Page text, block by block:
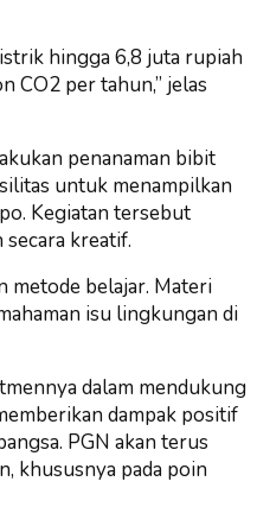
hingga 6,8 juta rupiah
CO2 per tahun,” jelas
penanaman bibit
untuk menampilkan
Kegiatan tersebut
kreatif.
metode belajar. Materi
isu lingkungan di
dalam mendukung
dampak positif
PGN akan terus
khususnya pada poin